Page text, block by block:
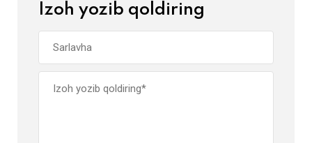
Izoh yozib qoldiring